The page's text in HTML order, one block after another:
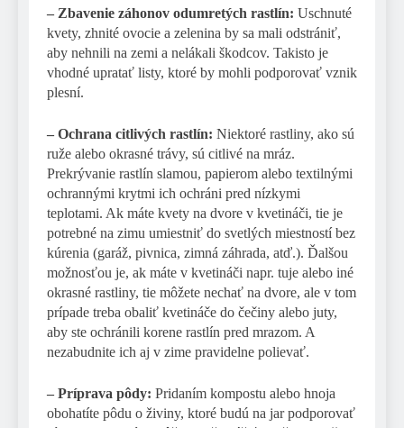
– Zbavenie záhonov odumretých rastlín: Uschnuté
kvety, zhnité ovocie a zelenina by sa mali odstrániť,
aby nehnili na zemi a nelákali škodcov. Takisto je
vhodné upratať listy, ktoré by mohli podporovať vznik
plesní.
– Ochrana citlivých rastlín: Niektoré rastliny, ako sú
ruže alebo okrasné trávy, sú citlivé na mráz.
Prekrývanie rastlín slamou, papierom alebo textilnými
ochrannými krytmi ich ochráni pred nízkymi
teplotami. Ak máte kvety na dvore v kvetináči, tie je
potrebné na zimu umiestniť do svetlých miestností bez
kúrenia (garáž, pivnica, zimná záhrada, atď.). Ďalšou
možnosťou je, ak máte v kvetináči napr. tuje alebo iné
okrasné rastliny, tie môžete nechať na dvore, ale v tom
prípade treba obaliť kvetináče do čečiny alebo juty,
aby ste ochránili korene rastlín pred mrazom. A
nezabudnite ich aj v zime pravidelne polievať.
– Príprava pôdy: Pridaním kompostu alebo hnoja
obohatíte pôdu o živiny, ktoré budú na jar podporovať